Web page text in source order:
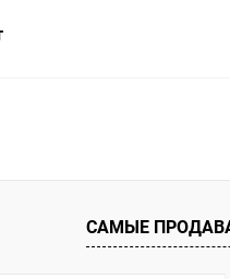
Сравнение
Под заказ
САМЫЕ